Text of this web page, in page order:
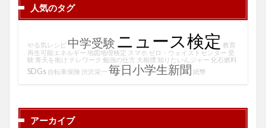
人気のタグ
やる気レシピ 中学受験 ニュース検定 教育
再生可能エネルギー 地図地理検定 スマホ ゼロ・ウェイストセンター 受
験 青天を衝け テレワーク 勉強の仕方 大相撲 知りたいんジャー 化石燃料
SDGs 自転車保険 渋沢栄一 毎日小学生新聞 紙幣
アーカイブ